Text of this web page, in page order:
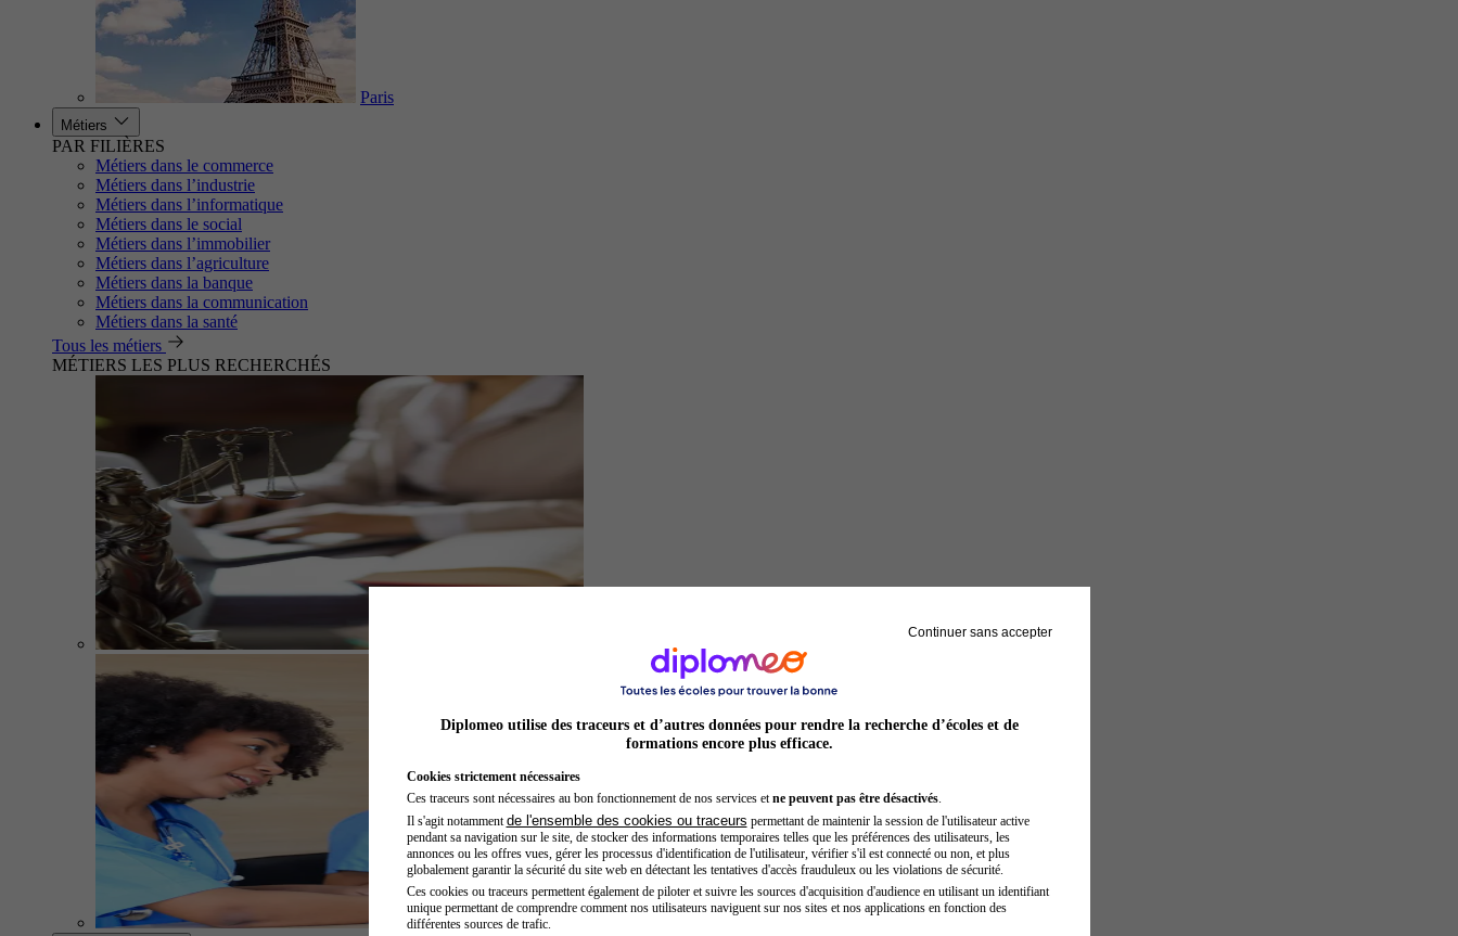
Paris
Métiers
PAR FILIÈRES
Métiers dans le commerce
Métiers dans l’industrie
Métiers dans l’informatique
Métiers dans le social
Métiers dans l’immobilier
Métiers dans l’agriculture
Métiers dans la banque
Métiers dans la communication
Métiers dans la santé
Tous les métiers
MÉTIERS LES PLUS RECHERCHÉS
Continuer sans accepter
Diplomeo utilise des traceurs et d’autres données pour rendre la recherche d’écoles et de
formations encore plus efficace.
Cookies strictement nécessaires
Ces traceurs sont nécessaires au bon fonctionnement de nos services et ne peuvent pas être désactivés.
Il s'agit notamment de l'ensemble des cookies ou traceurs permettant de maintenir la session de l'utilisateur active
pendant sa navigation sur le site, de stocker des informations temporaires telles que les préférences des utilisateurs, les
annonces ou les offres vues, gérer les processus d'identification de l'utilisateur, vérifier s'il est connecté ou non, et plus
globalement garantir la sécurité du site web en détectant les tentatives d'accès frauduleux ou les violations de sécurité.
Ces cookies ou traceurs permettent également de piloter et suivre les sources d'acquisition d'audience en utilisant un identifiant
unique permettant de comprendre comment nos utilisateurs naviguent sur nos sites et nos applications en fonction des
différentes sources de trafic.